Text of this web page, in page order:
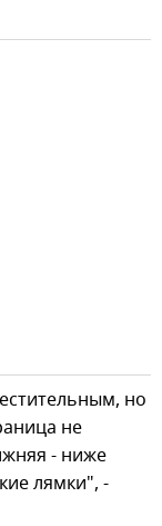
но
не
- ниже
лямки", -